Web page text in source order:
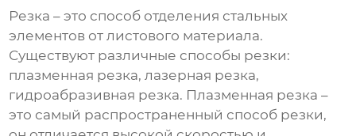
Резка – это способ отделения стальных
элементов от листового материала.
Существуют различные способы резки:
плазменная резка, лазерная резка,
гидроабразивная резка. Плазменная резка –
это самый распространенный способ резки,